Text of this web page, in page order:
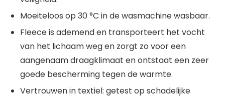
Moeiteloos op 30 °C in de wasmachine wasbaar.
Fleece is ademend en transporteert het vocht
van het lichaam weg en zorgt zo voor een
aangenaam draagklimaat en ontstaat een zeer
goede bescherming tegen de warmte.
Vertrouwen in textiel: getest op schadelijke